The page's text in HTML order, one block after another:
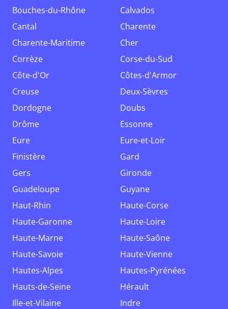
Bouches-du-Rhône
Calvados
Cantal
Charente
Charente-Maritime
Cher
Corrèze
Corse-du-Sud
Côte-d'Or
Côtes-d'Armor
Creuse
Deux-Sèvres
Dordogne
Doubs
Drôme
Essonne
Eure
Eure-et-Loir
Finistère
Gard
Gers
Gironde
Guadeloupe
Guyane
Haut-Rhin
Haute-Corse
Haute-Garonne
Haute-Loire
Haute-Marne
Haute-Saône
Haute-Savoie
Haute-Vienne
Hautes-Alpes
Hautes-Pyrénées
Hauts-de-Seine
Hérault
Ille-et-Vilaine
Indre